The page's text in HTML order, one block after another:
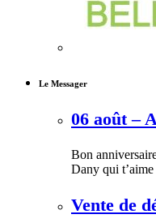
Le Messager
06 août –
Bon
Dany qui t’aime
Vente de